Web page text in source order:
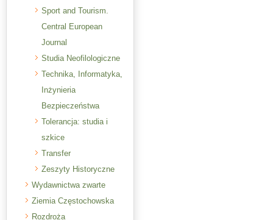
Sport and Tourism.
Central European
Journal
Studia Neofilologiczne
Technika, Informatyka,
Inżynieria
Bezpieczeństwa
Tolerancja: studia i
szkice
Transfer
Zeszyty Historyczne
Wydawnictwa zwarte
Ziemia Częstochowska
Rozdroża